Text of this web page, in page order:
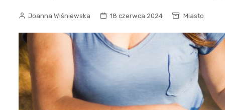
Joanna Wiśniewska 18 czerwca 2024 Miasto